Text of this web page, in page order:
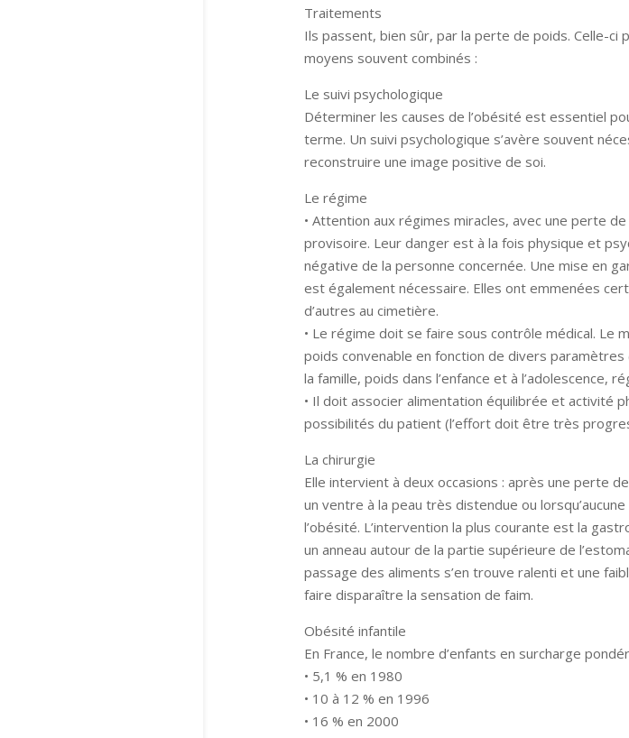
Traitements
Ils passent, bien sûr, par la perte de poids. Celle-ci
moyens souvent combinés :
Le suivi psychologique
Déterminer les causes de l’obésité est essentiel
terme. Un suivi psychologique s’avère souvent
reconstruire une image positive de soi.
Le régime
• Attention aux régimes miracles, avec une perte
provisoire. Leur danger est à la fois physique et
négative de la personne concernée. Une mise en
est également nécessaire. Elles ont emmenées
d’autres au cimetière.
• Le régime doit se faire sous contrôle médical. Le
poids convenable en fonction de divers
la famille, poids dans l’enfance et à l’adolescence,
• Il doit associer alimentation équilibrée et activité
possibilités du patient (l’effort doit être très
La chirurgie
Elle intervient à deux occasions : après une perte
un ventre à la peau très distendue ou
l’obésité. L’intervention la plus courante est la
un anneau autour de la partie supérieure de
passage des aliments s’en trouve ralenti et une
faire disparaître la sensation de faim.
Obésité infantile
En France, le nombre d’enfants en surcharge
• 5,1 % en 1980
• 10 à 12 % en 1996
• 16 % en 2000